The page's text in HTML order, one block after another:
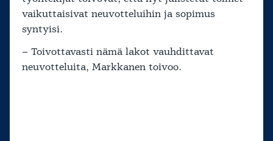
vaikuttaisivat neuvotteluihin ja sopimus
syntyisi.
– Toivottavasti nämä lakot vauhdittavat
neuvotteluita, Markkanen toivoo.